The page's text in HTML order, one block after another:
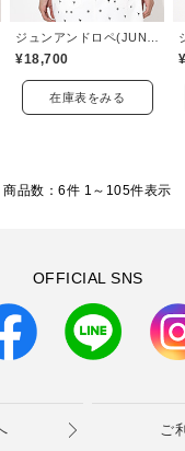
ジュンアンドロペ(JUN&ROPE)
¥18,700
在庫表をみる
商品数：6件 1～ 105件表示
OFFICIAL SNS
ご